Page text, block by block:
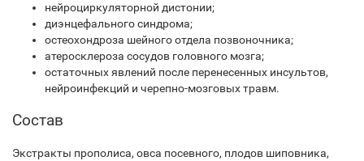
нейроциркуляторной дистонии;
диэнцефального синдрома;
остеохондроза шейного отдела позвоночника;
атеросклероза сосудов головного мозга;
остаточных явлений после перенесенных инсультов,
нейроинфекций и черепно-мозговых травм.
Состав
Экстракты прополиса, овса посевного, плодов шиповника,